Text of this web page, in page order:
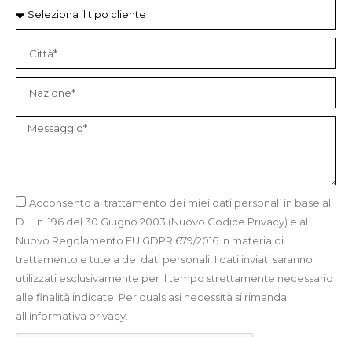
Acconsento al trattamento dei miei dati personali in base al
D.L. n. 196 del 30 Giugno 2003 (Nuovo Codice Privacy) e al
Nuovo Regolamento EU GDPR 679/2016 in materia di
trattamento e tutela dei dati personali. I dati inviati saranno
utilizzati esclusivamente per il tempo strettamente necessario
alle finalità indicate. Per qualsiasi necessità si rimanda
all'informativa privacy.